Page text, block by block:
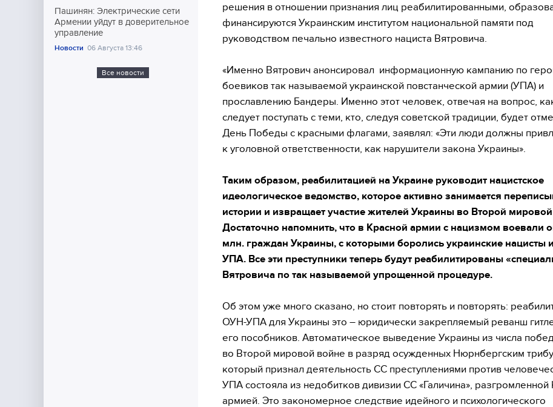
Пашинян: Электрические сети
Армении уйдут в доверительное
управление
Новости 06 Августа 13:46
Все новости
решения в отношении признания лиц реабилитированными,
финансируются Украинским институтом национальной памяти под
руководством печально известного нациста Вятровича.
«Именно Вятрович анонсировал информационную кампанию по
боевиков так называемой украинской повстанческой армии (УПА) и
прославлению Бандеры. Именно этот человек, отвечая на вопрос,
следует поступать с теми, кто, следуя советской традиции, будет
День Победы с красными флагами, заявлял: «Эти люди должны
к уголовной ответственности, как нарушители закона Украины».
Таким образом, реабилитацией на Украине руководит нацистское
идеологическое ведомство, которое активно занимается
истории и извращает участие жителей Украины во Второй
Достаточно напомнить, что в Красной армии с нацизмом воевали
млн. граждан Украины, с которыми боролись украинские нацисты
УПА. Все эти преступники теперь будут реабилитированы
Вятровича по так называемой упрощенной процедуре.
Об этом уже много сказано, но стоит повторять и повторять:
ОУН-УПА для Украины это – юридически закрепляемый реванш
его пособников. Автоматическое выведение Украины из числа
во Второй мировой войне в разряд осужденных Нюрнбергским
который признал деятельность СС преступлениями против
УПА состояла из недобитков дивизии СС «Галичина», разгромленной
армией. Это закономерное следствие идейного и психологического